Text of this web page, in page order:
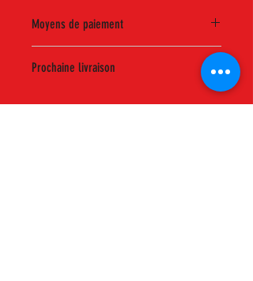
Moyens de paiement
Le paiement se fait uniquement par
carte bancaire. Vous recevrez un
récapitulatif de votre commande par
mail.
Prochaine livraison